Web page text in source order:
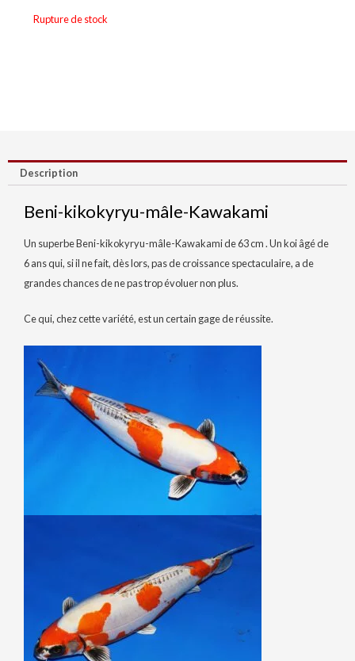
Rupture de stock
Description
Beni-kikokyryu-mâle-Kawakami
Un superbe Beni-kikokyryu-mâle-Kawakami de 63 cm . Un koi âgé de
6 ans qui, si il ne fait, dès lors, pas de croissance spectaculaire, a de
grandes chances de ne pas trop évoluer non plus.
Ce qui, chez cette variété, est un certain gage de réussite.